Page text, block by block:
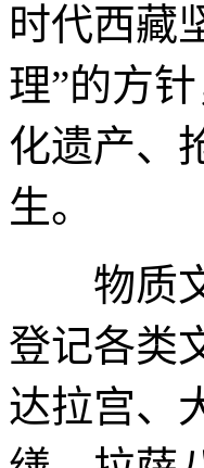
时代西藏
理”的方
化遗产、
生。
物质文
登记各类
达拉宫、